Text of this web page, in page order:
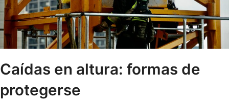
Buscar Enviar
Caídas en altura: formas de
protegerse